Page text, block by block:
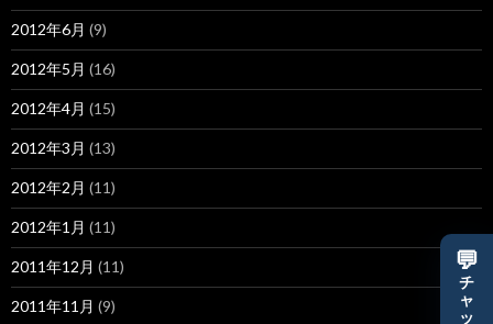
2012年6月 (9)
2012年5月 (16)
2012年4月 (15)
2012年3月 (13)
2012年2月 (11)
2012年1月 (11)
2011年12月 (11)
2011年11月 (9)
💬
チ
ャ
ッ